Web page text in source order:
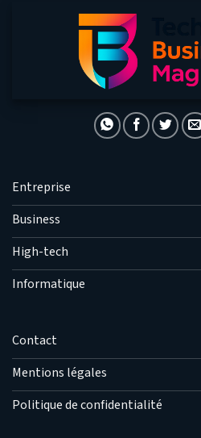
Entreprise
Business
High-tech
Informatique
Contact
Mentions légales
Politique de confidentialité